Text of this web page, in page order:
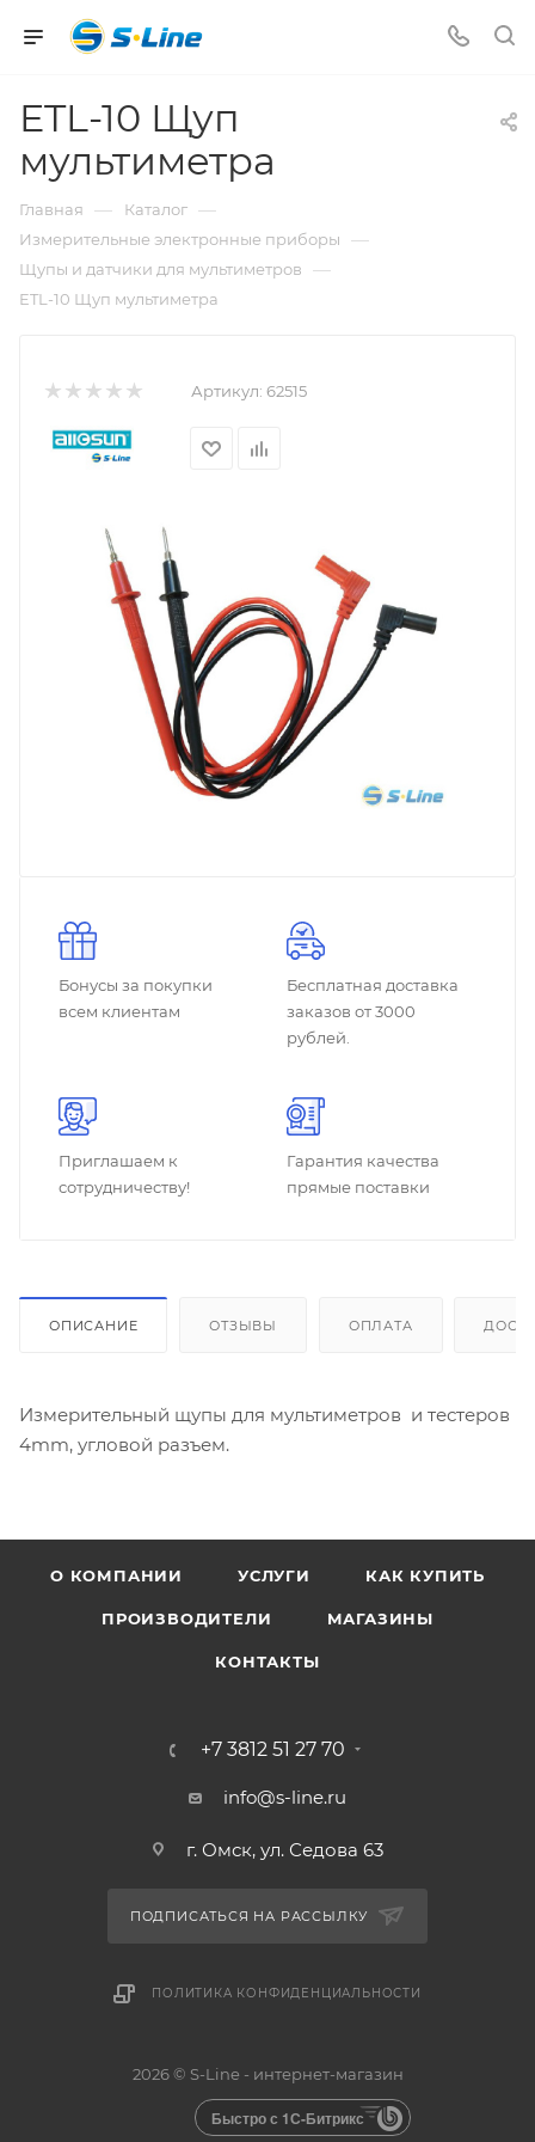
ETL-10 Щуп
мультиметра
Главная — Каталог —
Измерительные электронные приборы —
Щупы и датчики для мультиметров —
ETL-10 Щуп мультиметра
Артикул: 62515
Бонусы за покупки
всем клиентам
Бесплатная доставка
заказов от 3000
рублей.
Приглашаем к
сотрудничеству!
Гарантия качества
прямые поставки
ОПИСАНИЕ ОТЗЫВЫ ОПЛАТА
Измерительный щупы для мультиметров и тестеров
4mm, угловой разъем.
О КОМПАНИИ УСЛУГИ КАК КУПИТЬ
ПРОИЗВОДИТЕЛИ МАГАЗИНЫ
КОНТАКТЫ
+7 3812 51 27 70
info@s-line.ru
г. Омск, ул. Седова 63
ПОДПИСАТЬСЯ НА РАССЫЛКУ
ПОЛИТИКА КОНФИДЕНЦИАЛЬНОСТИ
2026 © S-Line - интернет-магазин
Быстро с 1С-Битрикс